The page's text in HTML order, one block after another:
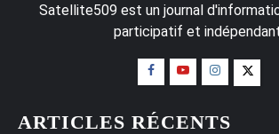
Satellite509 est un journal
participatif et
ARTICLES RÉCENTS